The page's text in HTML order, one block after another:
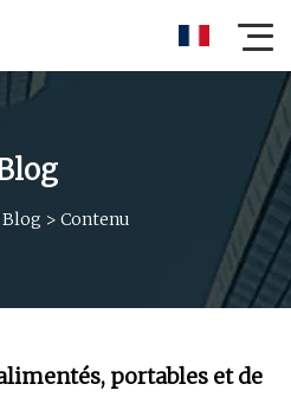
Blog > Contenu
portables et de